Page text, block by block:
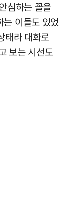
심하는 꼴을
이들도 있었
태라 대화로
보는 시선도